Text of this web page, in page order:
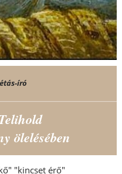
író
ölelésében
"kincset érő"